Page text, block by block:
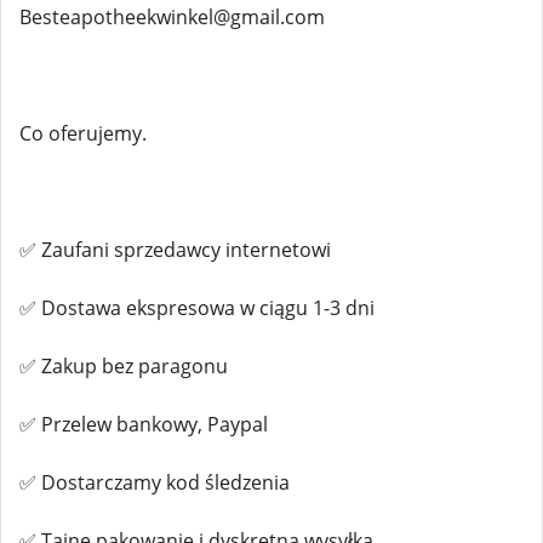
Besteapotheekwinkel@gmail.com
Co oferujemy.
✅ Zaufani sprzedawcy internetowi
✅ Dostawa ekspresowa w ciągu 1-3 dni
✅ Zakup bez paragonu
✅ Przelew bankowy, Paypal
✅ Dostarczamy kod śledzenia